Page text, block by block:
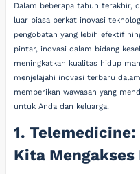
Dalam beberapa tahun terakhir,
luar biasa berkat inovasi
pengobatan yang lebih efektif
pintar, inovasi dalam bidang
meningkatkan kualitas hidup
menjelajahi inovasi terbaru
memberikan wawasan yang
untuk Anda dan keluarga.
1.
Kita Mengakses